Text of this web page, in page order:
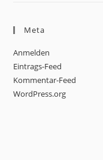
Meta
Anmelden
Eintrags-Feed
Kommentar-Feed
WordPress.org